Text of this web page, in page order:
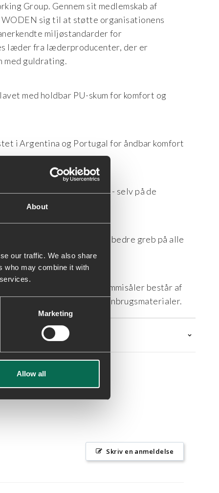
About
our traffic. We also share
who may combine it with
Marketing
Allow all
Group. Gennem sit medlemskab af
sig til at støtte organisationens
miljøstandarder for
læder fra læderproducenter, der er
guldrating.
med holdbar PU-skum for komfort og
i Argentina og Portugal for åndbar komfort
holder dine fødder varme - selv på de
såler med mønster giver bedre greb på alle
genbrugstekstiler. Alle gummisåler består af
indeholder mindst 50% genbrugsmaterialer.
Skriv en anmeldelse